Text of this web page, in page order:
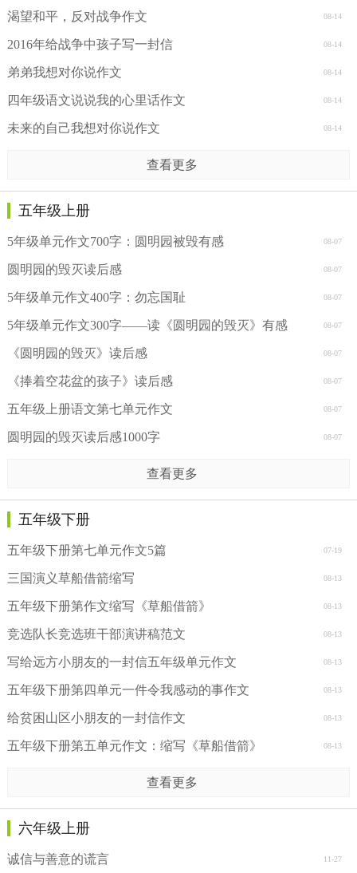
08-14
渴望和平，反对战争作文
08-14
2016年给战争中孩子写一封信
08-14
弟弟我想对你说作文
08-14
四年级语文说说我的心里话作文
08-14
未来的自己我想对你说作文
查看更多
五年级上册
08-07
5年级单元作文700字：圆明园被毁有感
08-07
圆明园的毁灭读后感
08-07
5年级单元作文400字：勿忘国耻
08-07
5年级单元作文300字——读《圆明园的毁灭》有感
08-07
《圆明园的毁灭》读后感
08-07
《捧着空花盆的孩子》读后感
08-07
五年级上册语文第七单元作文
08-07
圆明园的毁灭读后感1000字
查看更多
五年级下册
07-19
五年级下册第七单元作文5篇
08-13
三国演义草船借箭缩写
08-13
五年级下册第作文缩写《草船借箭》
08-13
竞选队长竞选班干部演讲稿范文
08-13
写给远方小朋友的一封信五年级单元作文
08-13
五年级下册第四单元一件令我感动的事作文
08-13
给贫困山区小朋友的一封信作文
08-13
五年级下册第五单元作文：缩写《草船借箭》
查看更多
六年级上册
11-27
诚信与善意的谎言